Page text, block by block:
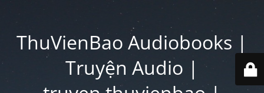
ThuVienBao Audiobooks |
Truyện Audio |